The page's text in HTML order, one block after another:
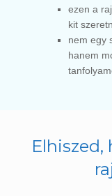
ezen a
kit
nem egy
hanem
Elhiszed,